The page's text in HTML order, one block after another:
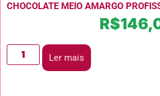
CHOCOLATE MEIO AMARGO
R$
Ler mais